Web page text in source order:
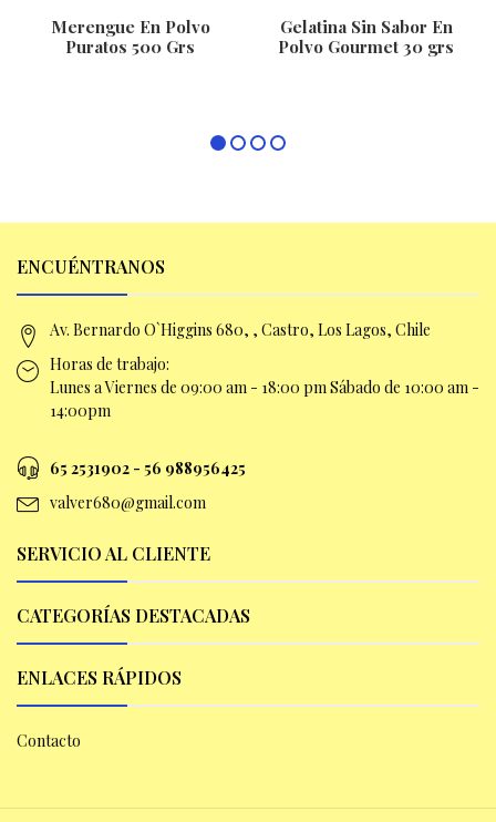
Merengue En Polvo
Puratos 500 Grs
Gelatina Sin Sabor En
Polvo Gourmet 30 grs
ENCUÉNTRANOS
Av. Bernardo O`Higgins 680, , Castro, Los Lagos, Chile
Horas de trabajo:
Lunes a Viernes de 09:00 am - 18:00 pm Sábado de 10:00 am -
14:00pm
65 2531902 - 56 988956425
valver680@gmail.com
SERVICIO AL CLIENTE
CATEGORÍAS DESTACADAS
ENLACES RÁPIDOS
Contacto